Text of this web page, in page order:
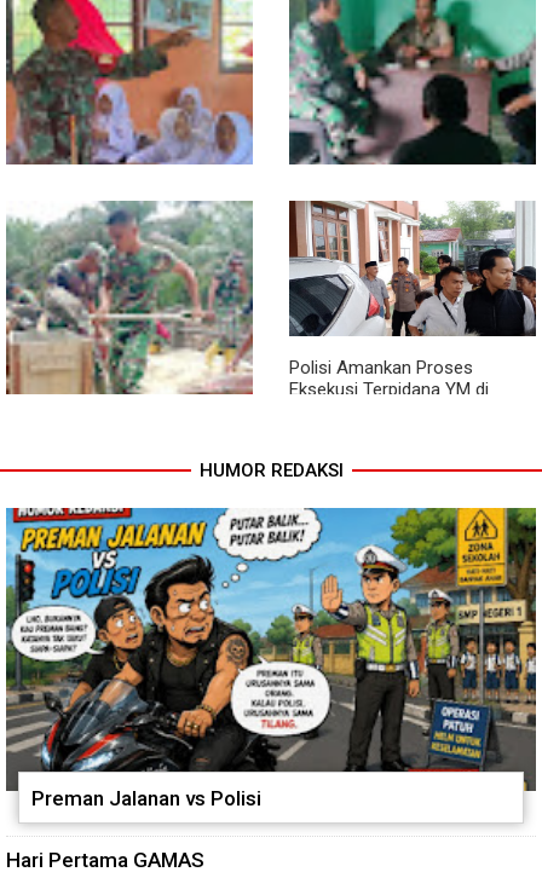
Progres TNI AD Manunggal Air
Dikebut, Babinsa dan Warga
Dirikan Tower Polytank di
Belegen Mulia
Kodim 0118 Tancap Gas
Rampungkan Finishing
Jembatan Garuda
Melalui Wasbang, Babinsa
Bentuk Karakter dan Jiwa
Patriotisme Pelajar
Babinsa dan Bhabinkamtibmas
Ajak Warga Semarakkan HUT
RI ke-81 dengan Kibarkan
Merah Putih
Cuaca Tak Jadi Penghalang,
Garuda dan Pengacian Terus
Dikebut
Polisi Amankan Proses
Eksekusi Terpidana YM di
HUMOR REDAKSI
Preman Jalanan vs Polisi
Hari Pertama GAMAS